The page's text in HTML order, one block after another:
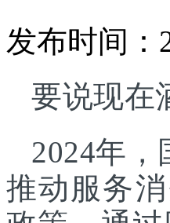
发布时间：
要说现在
2024年
推动服务